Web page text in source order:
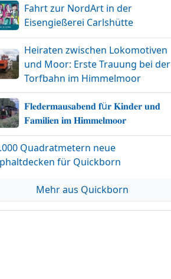
Fahrt zur NordArt in der
Eisengießerei Carlshütte
Heiraten zwischen Lokomotiven
und Moor: Erste Trauung bei der
Torfbahn im Himmelmoor
𝐅𝐥𝐞𝐝𝐞𝐫𝐦𝐚𝐮𝐬𝐚𝐛𝐞𝐧𝐝 𝐟ü𝐫 𝐊𝐢𝐧𝐝𝐞𝐫 𝐮𝐧𝐝
𝐅𝐚𝐦𝐢𝐥𝐢𝐞𝐧 𝐢𝐦 𝐇𝐢𝐦𝐦𝐞𝐥𝐦𝐨𝐨𝐫
Quadratmetern neue
für Quickborn
Mehr aus Quickborn